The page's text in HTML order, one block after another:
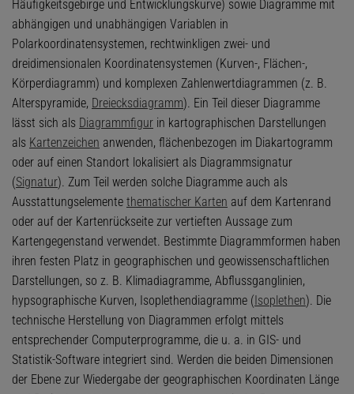
Häufigkeitsgebirge und Entwicklungskurve) sowie Diagramme mit
abhängigen und unabhängigen Variablen in
Polarkoordinatensystemen, rechtwinkligen zwei- und
dreidimensionalen Koordinatensystemen (Kurven-, Flächen-,
Körperdiagramm) und komplexen Zahlenwertdiagrammen (z. B.
Alterspyramide, Dreiecksdiagramm). Ein Teil dieser Diagramme
lässt sich als Diagrammfigur in kartographischen Darstellungen
als Kartenzeichen anwenden, flächenbezogen im Diakartogramm
oder auf einen Standort lokalisiert als Diagrammsignatur
(Signatur). Zum Teil werden solche Diagramme auch als
Ausstattungselemente thematischer Karten auf dem Kartenrand
oder auf der Kartenrückseite zur vertieften Aussage zum
Kartengegenstand verwendet. Bestimmte Diagrammformen haben
ihren festen Platz in geographischen und geowissenschaftlichen
Darstellungen, so z. B. Klimadiagramme, Abflussganglinien,
hypsographische Kurven, Isoplethendiagramme (Isoplethen). Die
technische Herstellung von Diagrammen erfolgt mittels
entsprechender Computerprogramme, die u. a. in GIS- und
Statistik-Software integriert sind. Werden die beiden Dimensionen
der Ebene zur Wiedergabe der geographischen Koordinaten Länge